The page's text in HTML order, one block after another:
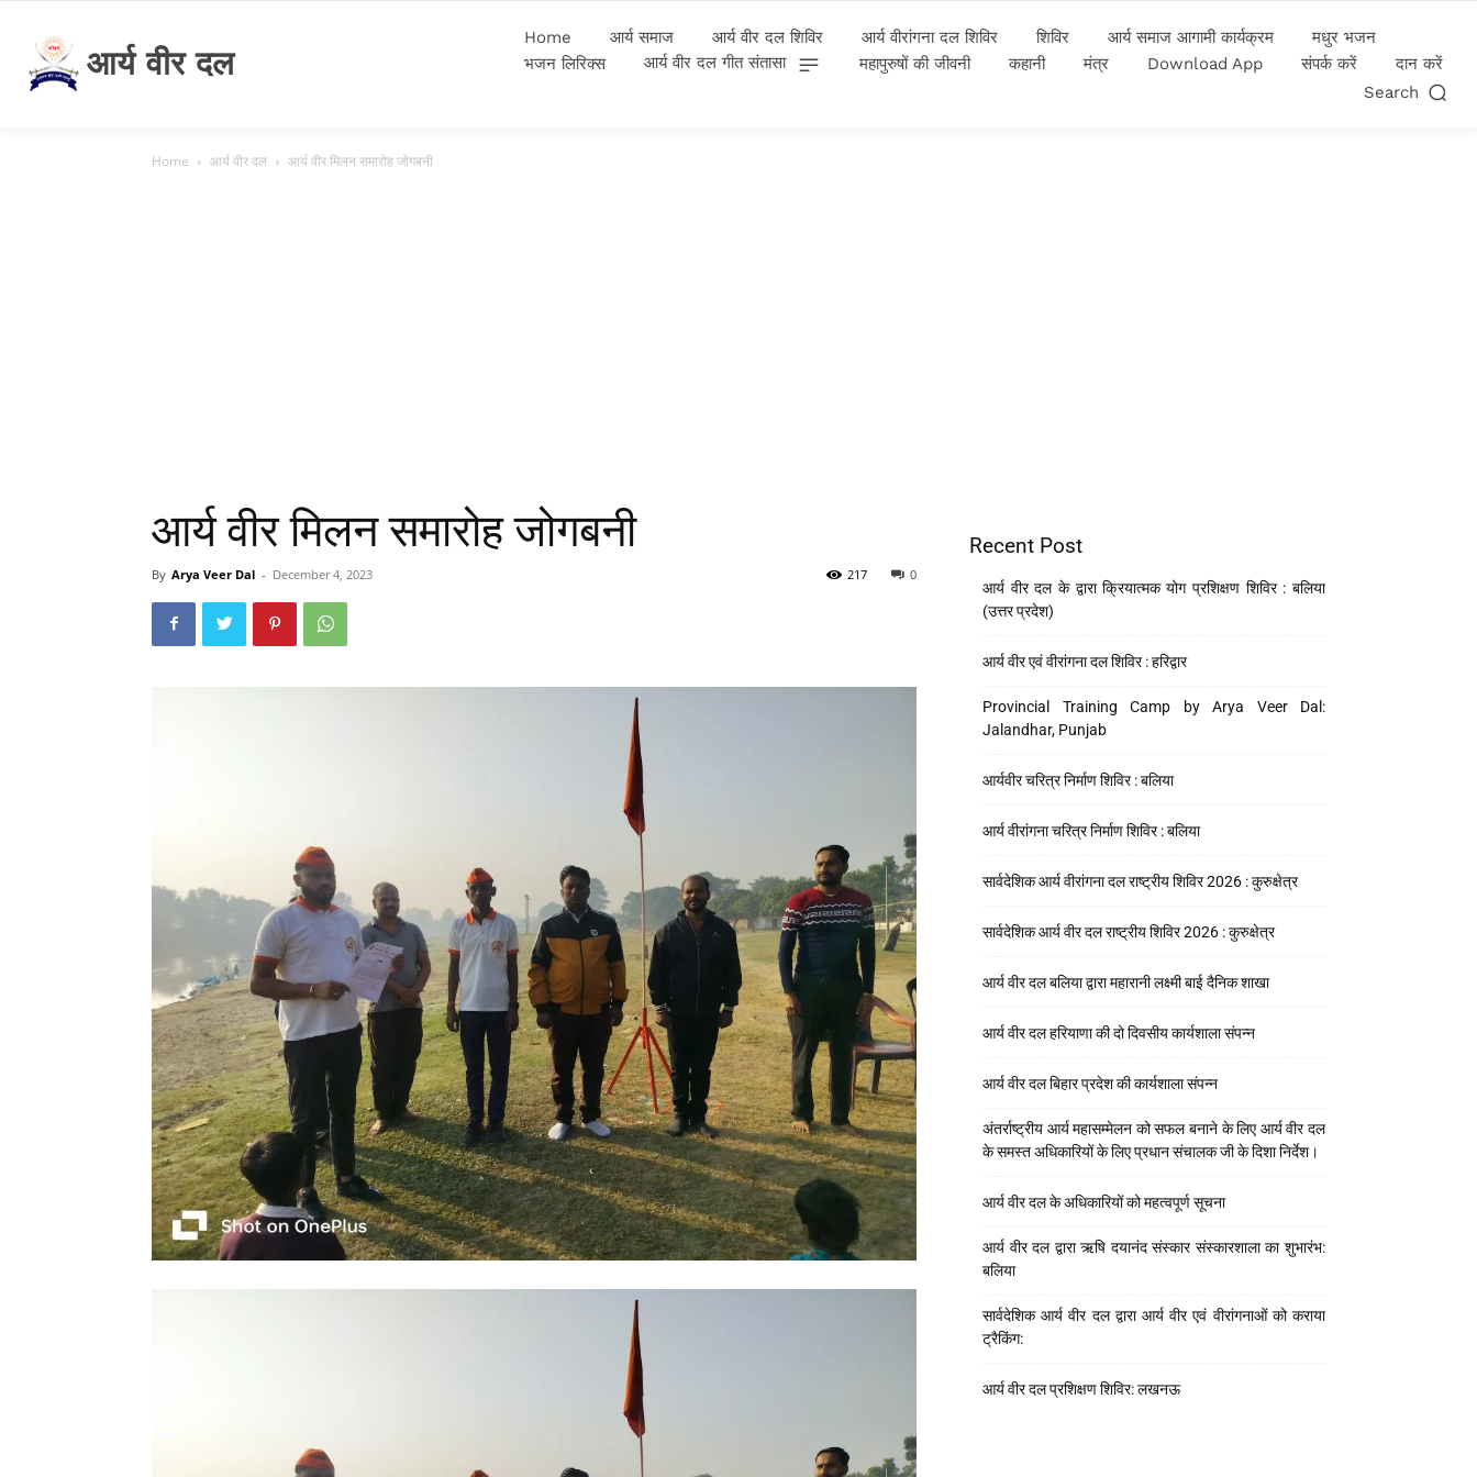
आर्य वीर दल
Home आर्य समाज आर्य वीर दल शिविर आर्य वीरांगना दल शिविर शिविर आर्य समाज आगामी कार्यक्रम
मधुर भजन
भजन लिरिक्स
आर्य वीर दल गीत संतासा महापुरुषों की जीवनी कहानी मंत्र Download App संपर्क करें
दान करें
Search
Home आर्य वीर दल आर्य वीर मिलन समारोह जोगबनी
आर्य वीर मिलन समारोह जोगबनी
By Arya Veer Dal - December 4, 2023 0
217
Recent Post
आर्य वीर दल के द्वारा क्रियात्मक योग प्रशिक्षण शिविर : बलिया
(उत्तर प्रदेश)
आर्य वीर एवं वीरांगना दल शिविर : हरिद्वार
Provincial Training Camp by Arya Veer Dal:
Jalandhar, Punjab
आर्यवीर चरित्र निर्माण शिविर : बलिया
आर्य वीरांगना चरित्र निर्माण शिविर : बलिया
सार्वदेशिक आर्य वीरांगना दल राष्ट्रीय शिविर 2026 : कुरुक्षेत्र
सार्वदेशिक आर्य वीर दल राष्ट्रीय शिविर 2026 : कुरुक्षेत्र
आर्य वीर दल बलिया द्वारा महारानी लक्ष्मी बाई दैनिक शाखा
आर्य वीर दल हरियाणा की दो दिवसीय कार्यशाला संपन्न
आर्य वीर दल बिहार प्रदेश की कार्यशाला संपन्न
अंतर्राष्ट्रीय आर्य महासम्मेलन को सफल बनाने के लिए आर्य वीर दल
के समस्त अधिकारियों के लिए प्रधान संचालक जी के दिशा निर्देश।
आर्य वीर दल के अधिकारियों को महत्वपूर्ण सूचना
आर्य वीर दल द्वारा ऋषि दयानंद संस्कार संस्कारशाला का शुभारंभ:
बलिया
सार्वदेशिक आर्य वीर दल द्वारा आर्य वीर एवं वीरांगनाओं को कराया
ट्रैकिंग:
आर्य वीर दल प्रशिक्षण शिविर: लखनऊ